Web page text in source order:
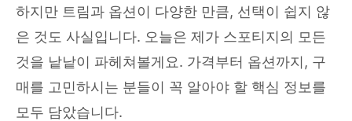
하지만 트림과 옵션이 다양한 만큼, 선택이 쉽지 않
은 것도 사실입니다. 오늘은 제가 스포티지의 모든
것을 낱낱이 파헤쳐볼게요. 가격부터 옵션까지, 구
매를 고민하시는 분들이 꼭 알아야 할 핵심 정보를
모두 담았습니다.